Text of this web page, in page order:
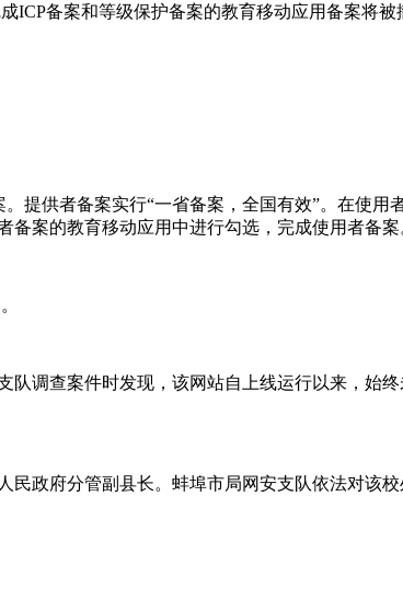
ICP备案和等级保护备案的教育移动应用备案将被
提供者备案实行“一省备案，全国有效”。在使用
案的教育移动应用中进行勾选，完成使用者备案
调查案件时发现，该网站自上线运行以来，始
政府分管副县长。蚌埠市局网安支队依法对该